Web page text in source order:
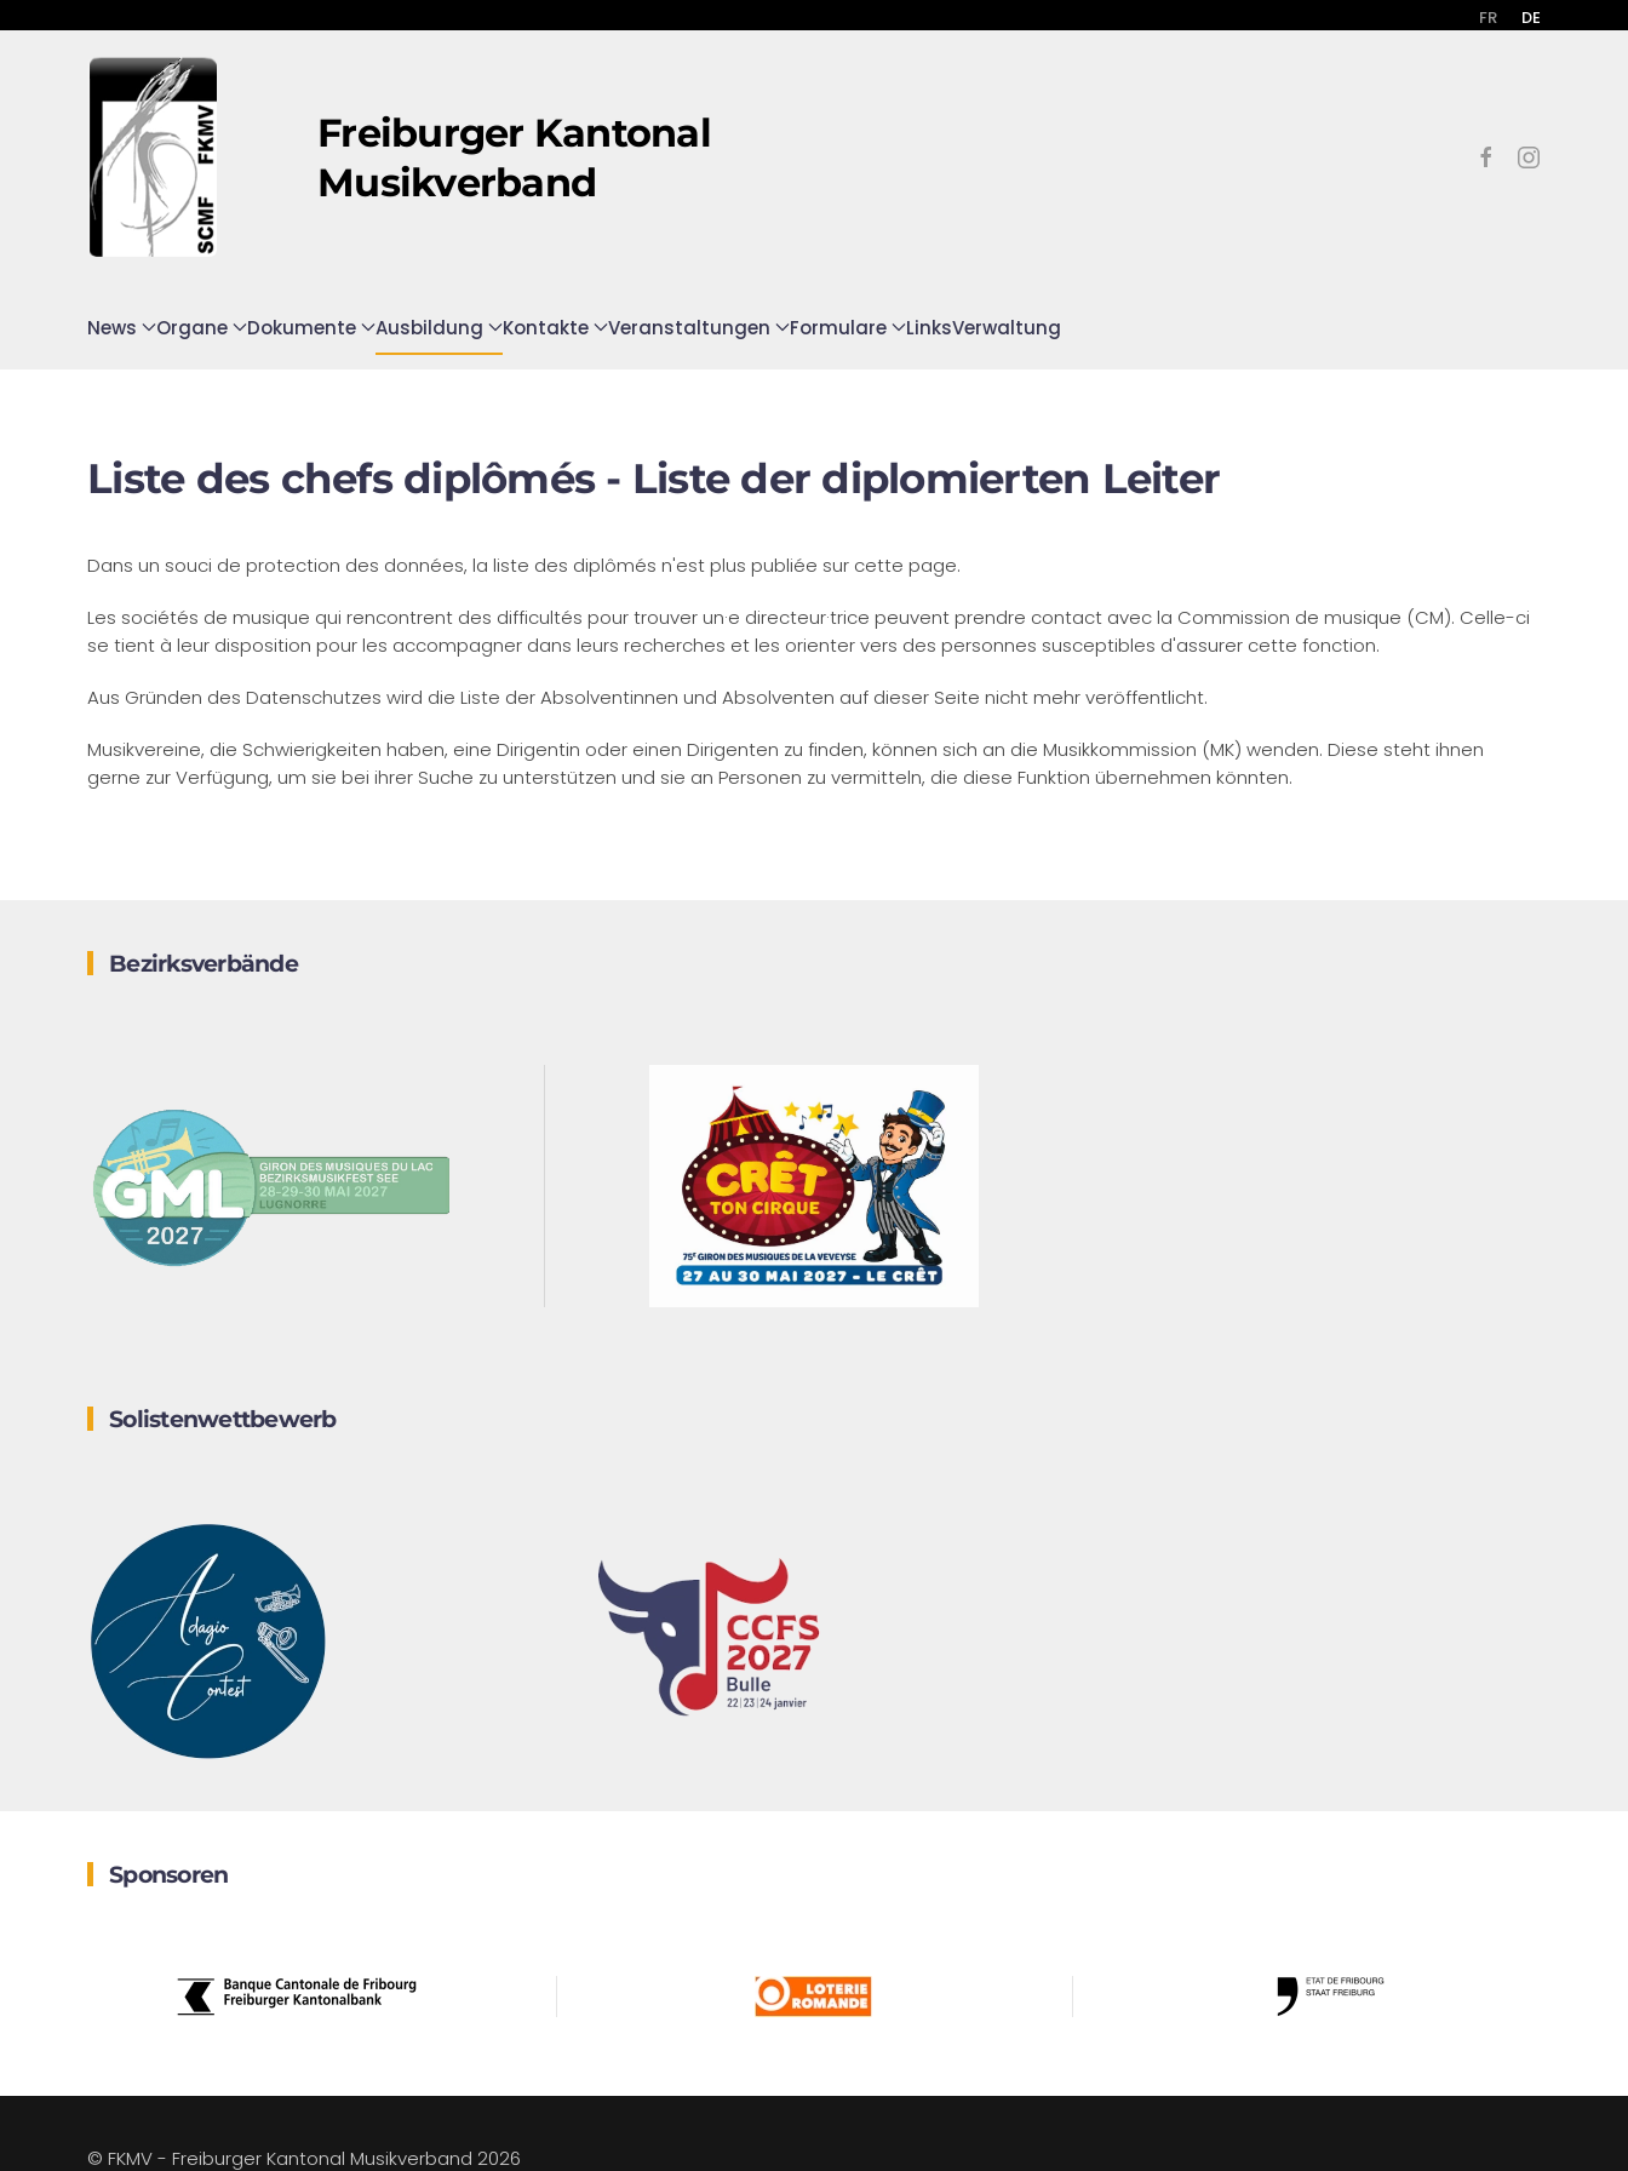
Zum Hauptinhalt springen
FR DE
Freiburger Kantonal
Musikverband
News Organe Dokumente Ausbildung Kontakte Veranstaltungen Formulare LinksVerwaltung
Liste des chefs diplômés - Liste der diplomierten Leiter
Dans un souci de protection des données, la liste des diplômés n'est plus publiée sur cette page.
Les sociétés de musique qui rencontrent des difficultés pour trouver un·e directeur·trice peuvent prendre contact avec la Commission de musique (CM). Celle-ci
se tient à leur disposition pour les accompagner dans leurs recherches et les orienter vers des personnes susceptibles d'assurer cette fonction.
Aus Gründen des Datenschutzes wird die Liste der Absolventinnen und Absolventen auf dieser Seite nicht mehr veröffentlicht.
Musikvereine, die Schwierigkeiten haben, eine Dirigentin oder einen Dirigenten zu finden, können sich an die Musikkommission (MK) wenden. Diese steht ihnen
gerne zur Verfügung, um sie bei ihrer Suche zu unterstützen und sie an Personen zu vermitteln, die diese Funktion übernehmen könnten.
Bezirksverbände
Solistenwettbewerb
Sponsoren
© FKMV - Freiburger Kantonal Musikverband 2026